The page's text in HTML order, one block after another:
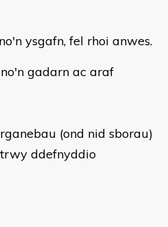
ysgafn, fel rhoi anwes.
gadarn ac araf
(ond nid sborau)
ddefnyddio